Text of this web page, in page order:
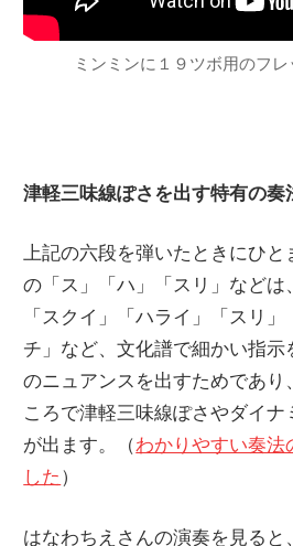
ミンミンに１９ツボ用のフ
津軽三味線ぽさを出す特有の奏
上記の六段を弾いたときにひと
の「ス」「ハ」「スリ」などは
「スクイ」「ハライ」「スリ
チ」など、文化譜で細かい指示
のニュアンスを出すためであり
ころで津軽三味線ぽさやダイナ
が出ます。（わかりやすい奏法
した）
はなわちえさんの演奏を見ると